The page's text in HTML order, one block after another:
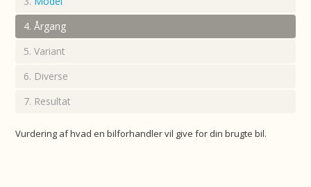
Årgang
Variant
Diverse
Resultat
Vurdering af hvad en bilforhandler vil give for din brugte bil.